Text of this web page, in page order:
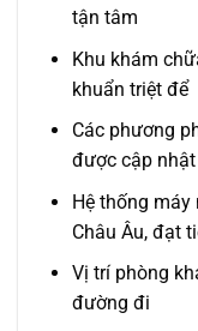
tận tâm
Khu khám
khuẩn triệt để
Các phương
được cập
Hệ thống
Châu Âu, đạt
Vị trí phòng
đường đi